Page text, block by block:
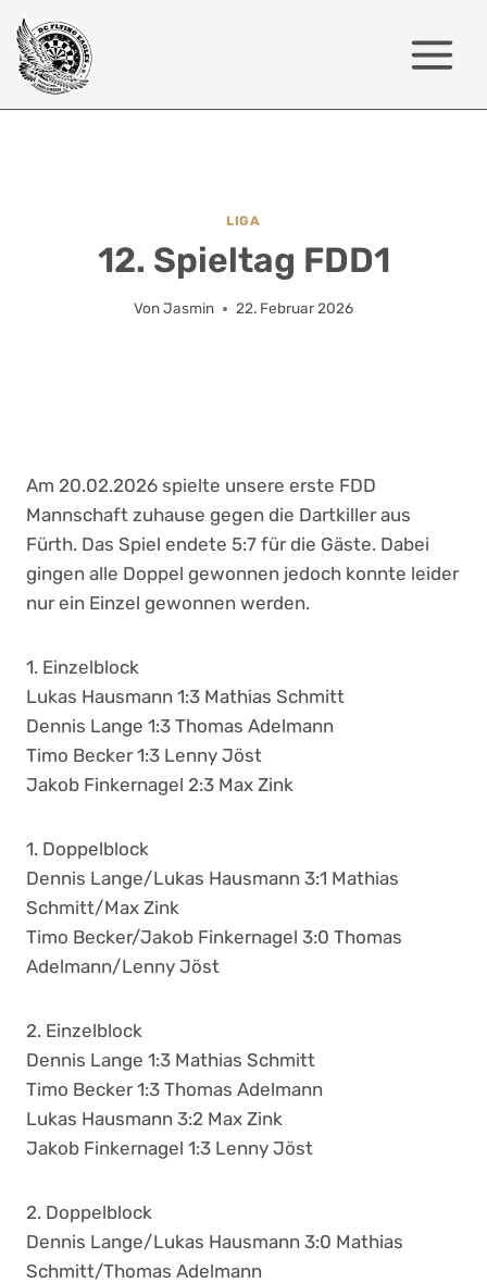
Zum
Inhalt
springen
LIGA
12. Spieltag FDD1
VonJasmin 22. Februar 2026
Am 20.02.2026 spielte unsere erste FDD
Mannschaft zuhause gegen die Dartkiller aus
Fürth. Das Spiel endete 5:7 für die Gäste. Dabei
gingen alle Doppel gewonnen jedoch konnte leider
nur ein Einzel gewonnen werden.
1. Einzelblock
Lukas Hausmann 1:3 Mathias Schmitt
Dennis Lange 1:3 Thomas Adelmann
Timo Becker 1:3 Lenny Jöst
Jakob Finkernagel 2:3 Max Zink
1. Doppelblock
Dennis Lange/Lukas Hausmann 3:1 Mathias
Schmitt/Max Zink
Timo Becker/Jakob Finkernagel 3:0 Thomas
Adelmann/Lenny Jöst
2. Einzelblock
Dennis Lange 1:3 Mathias Schmitt
Timo Becker 1:3 Thomas Adelmann
Lukas Hausmann 3:2 Max Zink
Jakob Finkernagel 1:3 Lenny Jöst
2. Doppelblock
Dennis Lange/Lukas Hausmann 3:0 Mathias
Schmitt/Thomas Adelmann